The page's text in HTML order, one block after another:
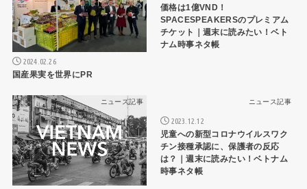
2024.02.26
国産果実を世界にPR
価格は1億VND！
SPACESPEAKERSのプレミアム
チケット｜週末に読みたい！ベト
ナム時事ネタ帳
ニュース記事 ニュース記事
2023.12.12
児童への新型コロナウイルスワク
チン接種承認に、保護者の反応
は？｜週末に読みたい！ベトナム
時事ネタ帳